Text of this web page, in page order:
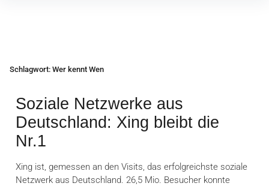
Schlagwort: Wer kennt Wen
Soziale Netzwerke aus
Deutschland: Xing bleibt die
Nr.1
Xing ist, gemessen an den Visits, das erfolgreichste soziale
Netzwerk aus Deutschland. 26,5 Mio. Besucher konnte